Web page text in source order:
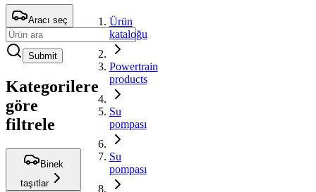
Aracı seç
Submit
Kategorilere
göre
filtrele
Binek
taşıtlar
Ürün
kataloğu
Powertrain
products
Su
pompası
Su
pompası